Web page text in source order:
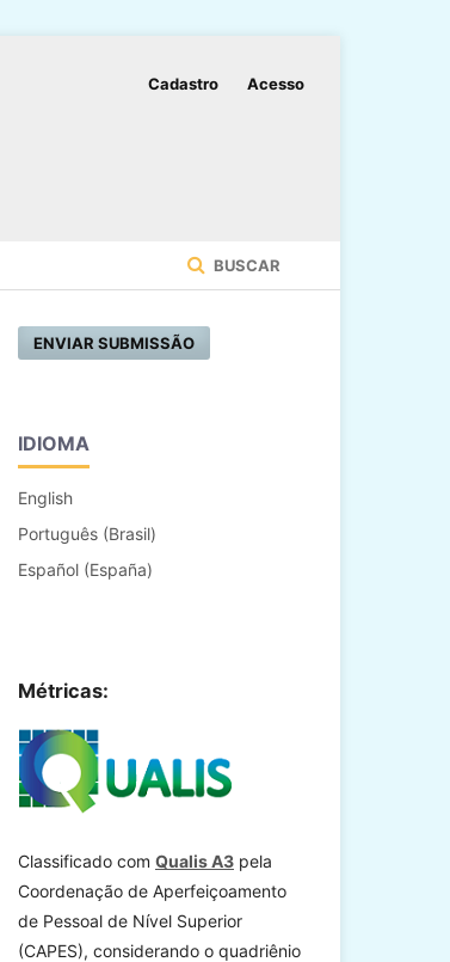
BUSCAR
Cadastro Acesso
ENVIAR SUBMISSÃO
IDIOMA
English
Português (Brasil)
Español (España)
Métricas:
Classificado com Qualis A3 pela
Coordenação de Aperfeiçoamento
de Pessoal de Nível Superior
(CAPES), considerando o quadriênio